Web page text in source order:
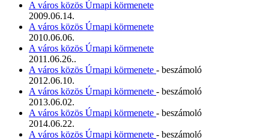
A város közös Úrnapi körmenete
2009.06.14.
A város közös Úrnapi körmenete
2010.06.06.
A város közös Úrnapi körmenete
2011.06.26..
A város közös Úrnapi körmenete - beszámoló
2012.06.10.
A város közös Úrnapi körmenete - beszámoló
2013.06.02.
A város közös Úrnapi körmenete - beszámoló
2014.06.22.
A város közös Úrnapi körmenete - beszámoló